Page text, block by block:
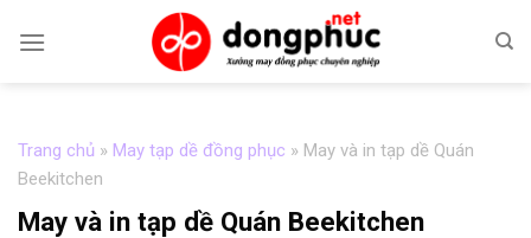
Trang chủ » May tạp dề đồng phục » May và in tạp dề Quán
Beekitchen
May và in tạp dề Quán Beekitchen